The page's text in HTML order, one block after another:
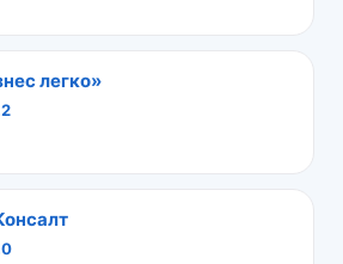
легко»